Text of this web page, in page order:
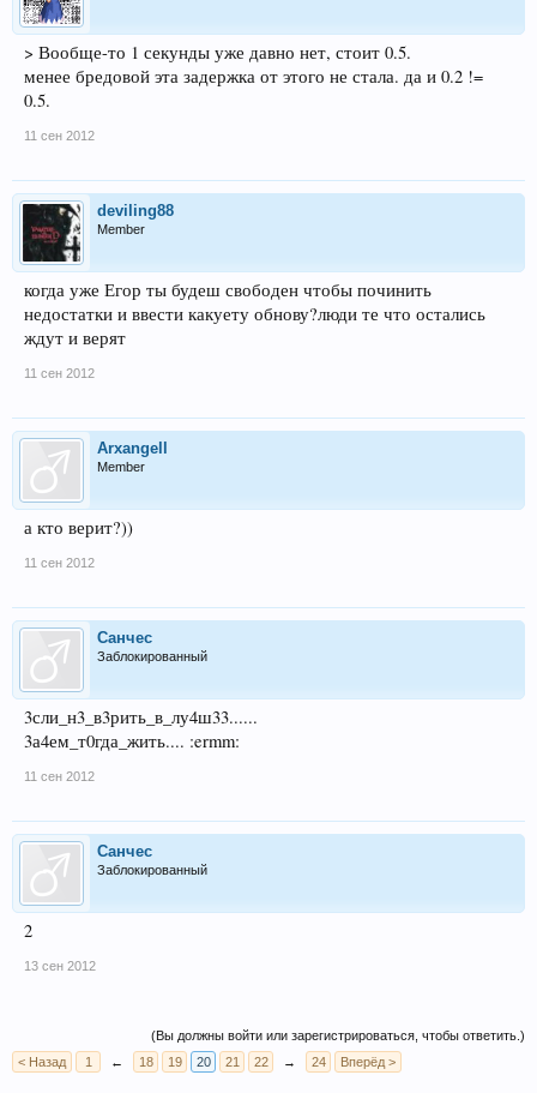
> Вообще-то 1 секунды уже давно нет, стоит 0.5.
менее бредовой эта задержка от этого не стала. да и 0.2 !=
0.5.
11 сен 2012
deviling88
Member
когда уже Егор ты будеш свободен чтобы починить
недостатки и ввести какуету обнову?люди те что остались
ждут и верят
11 сен 2012
Arxangell
Member
а кто верит?))
11 сен 2012
Санчес
Заблокированный
3сли_н3_в3рить_в_лу4ш33......
3а4ем_т0гда_жить.... :ermm:
11 сен 2012
Санчес
Заблокированный
2
13 сен 2012
(Вы должны войти или зарегистрироваться, чтобы ответить.)
< Назад
1 ← 18 19 20 21 22 → 24 Вперёд >